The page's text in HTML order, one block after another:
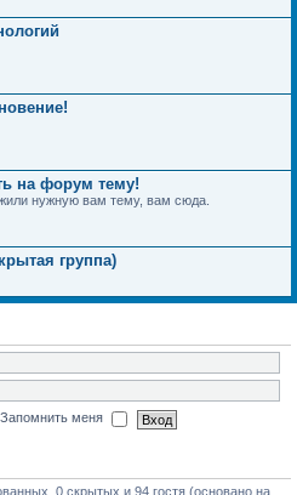
на форум тему!
нужную вам тему, вам сюда.
группа)
Запомнить меня
0 скрытых и 94 гостя (основано на